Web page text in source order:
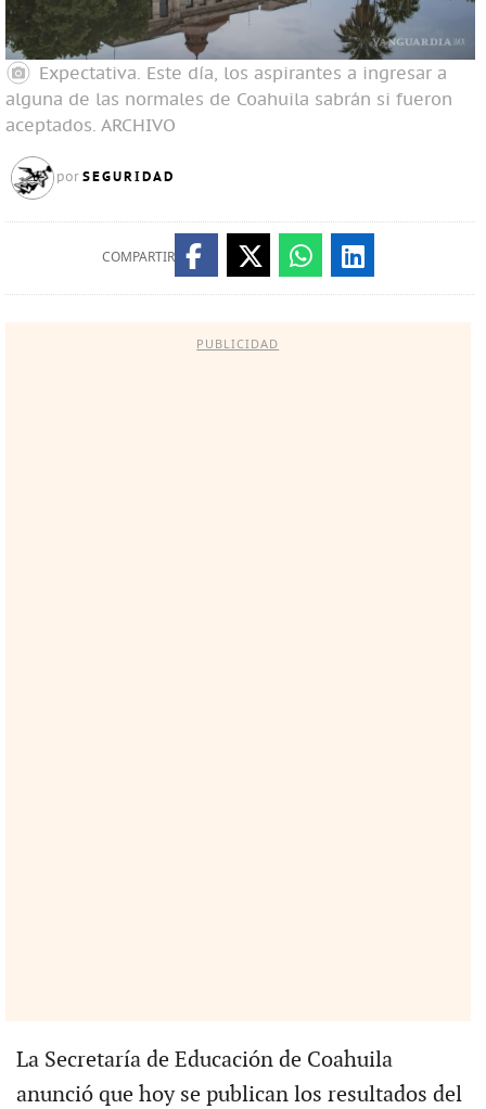
Expectativa. Este día, los aspirantes a ingresar a
alguna de las normales de Coahuila sabrán si fueron
aceptados. ARCHIVO
por SEGURIDAD
COMPARTIR
PUBLICIDAD
La Secretaría de Educación de Coahuila
anunció que hoy se publican los resultados del